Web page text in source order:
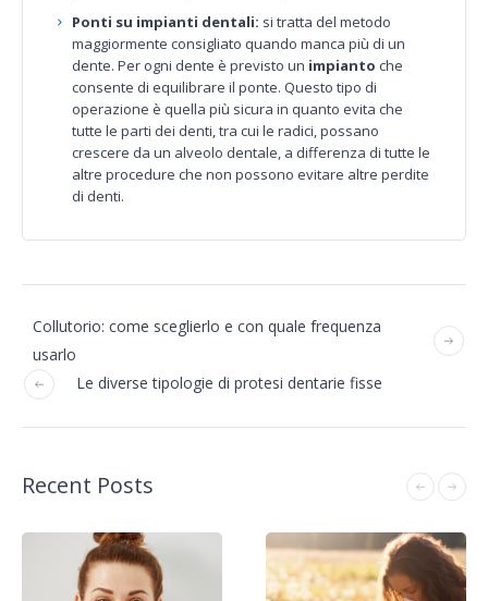
Ponti su impianti dentali: si tratta del metodo
maggiormente consigliato quando manca più di un
dente. Per ogni dente è previsto un impianto che
consente di equilibrare il ponte. Questo tipo di
operazione è quella più sicura in quanto evita che
tutte le parti dei denti, tra cui le radici, possano
crescere da un alveolo dentale, a differenza di tutte le
altre procedure che non possono evitare altre perdite
di denti.
Collutorio: come sceglierlo e con quale frequenza
usarlo
Le diverse tipologie di protesi dentarie fisse
Recent Posts